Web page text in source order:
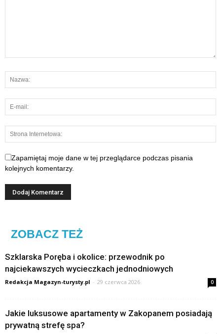
Zapamiętaj moje dane w tej przeglądarce podczas pisania
kolejnych komentarzy.
ZOBACZ TEŻ
Szklarska Poręba i okolice: przewodnik po
najciekawszych wycieczkach jednodniowych
Redakcja Magazyn-turysty.pl - 29 czerwca 2026 0
Jakie luksusowe apartamenty w Zakopanem posiadają
prywatną strefę spa?